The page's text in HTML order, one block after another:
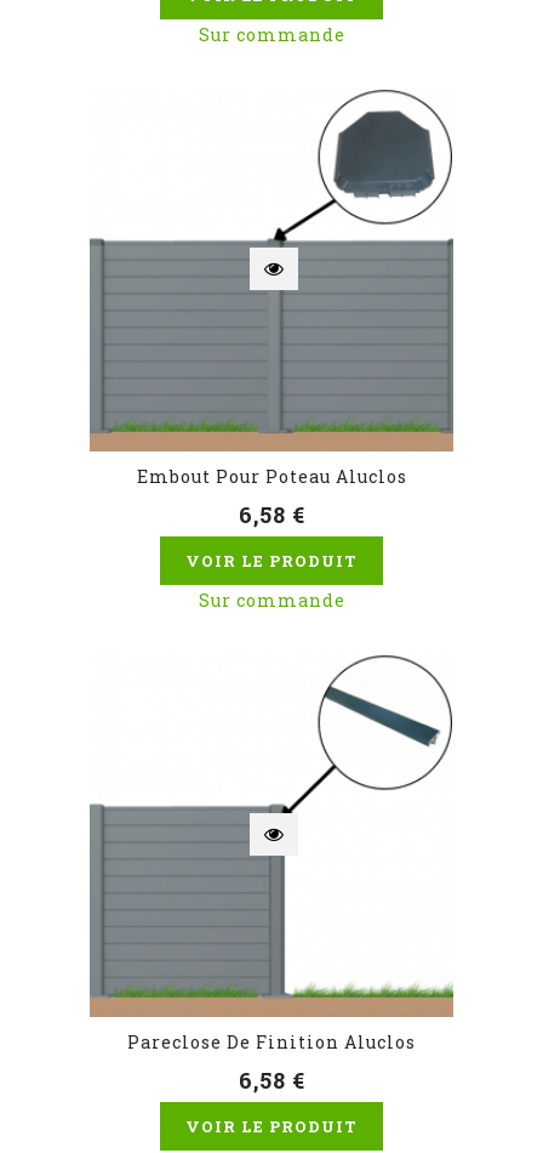
Sur commande
Embout Pour Poteau Aluclos
6,58 €
VOIR LE PRODUIT
Sur commande
Pareclose De Finition Aluclos
6,58 €
VOIR LE PRODUIT